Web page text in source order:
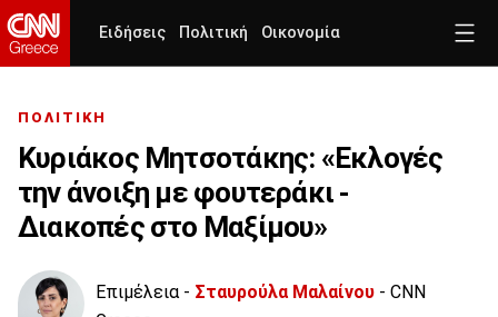
Ειδήσεις Πολιτική Οικονομία
ΠΟΛΙΤΙΚΗ
Κυριάκος Μητσοτάκης: «Εκλογές
την άνοιξη με φουτεράκι -
Διακοπές στο Μαξίμου»
Επιμέλεια - Σταυρούλα Μαλαίνου - CNN